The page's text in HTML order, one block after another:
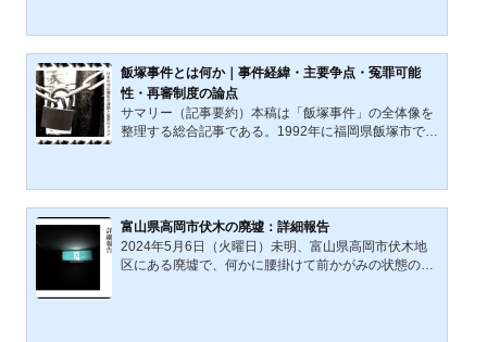
シー権、国家安全保障の必要性の間のバランスをどの
ように取るかという、普遍的で永続的な問題につなが
っている。さらに、ドラマ『運命の人』は、権力を追
求する政治家同士の...
飯塚事件とは何か｜事件経緯・主要争点・冤罪可能
性・再審制度の論点
サマリー（記事要約）本稿は「飯塚事件」の全体像を
整理する総合記事である。1992年に福岡県飯塚市で発
叉路証言の疑問点、死刑執行の是非、そして再審制度
の課題までを通して検討する。 本件は、残虐な未解決
性と、情況証拠を積み上げた死刑確定・執行という二
重の重さを抱えている。何が有罪認定の土台となり、
どこに疑義が残るのか。個別の争点を確認しながら、
富山県高岡市伏木の廃墟：詳細報告
2024年5月6日（火曜日）未明、富山県高岡市伏木地
区にある廃墟で、何かに腰掛けて前かがみの状態の女